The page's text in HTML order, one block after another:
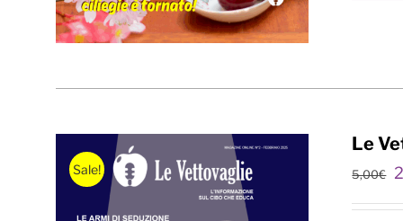
Sale!
Le
5,00€
Il